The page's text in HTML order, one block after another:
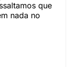
que
nada no